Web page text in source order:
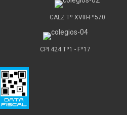
CALZ Tº XVIII-Fº570
CPI 424 Tº1 - Fº17